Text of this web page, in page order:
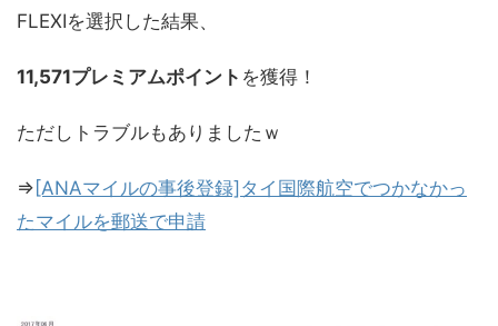
FLEXIを選択した結果、
11,571プレミアムポイント を獲得！
ただしトラブルもありましたｗ
⇒ [ANAマイルの事後登録]タイ国際航空でつかなかっ
たマイルを郵送で申請